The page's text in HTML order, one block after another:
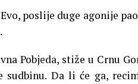
poslije duge agonije
Pobjeda, stiže u Crnu
Da li će ga,